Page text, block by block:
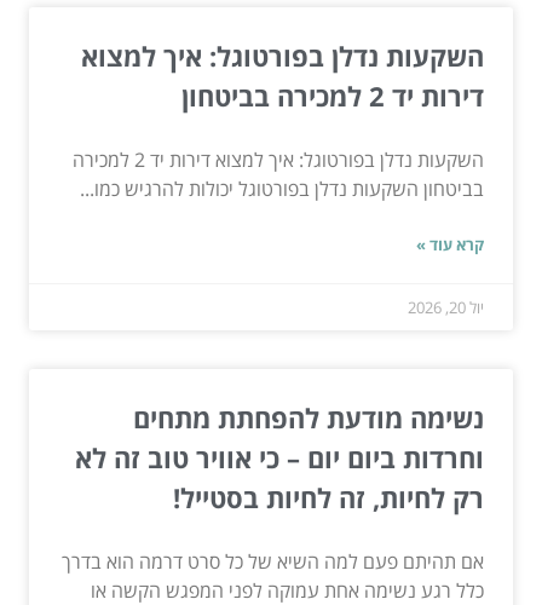
השקעות נדלן בפורטוגל: איך למצוא
דירות יד 2 למכירה בביטחון
השקעות נדלן בפורטוגל: איך למצוא דירות יד 2 למכירה
בביטחון השקעות נדלן בפורטוגל יכולות להרגיש כמו...
קרא עוד »
יול 20, 2026
נשימה מודעת להפחתת מתחים
וחרדות ביום יום – כי אוויר טוב זה לא
רק לחיות, זה לחיות בסטייל!
אם תהיתם פעם למה השיא של כל סרט דרמה הוא בדרך
כלל רגע נשימה אחת עמוקה לפני המפגש הקשה או